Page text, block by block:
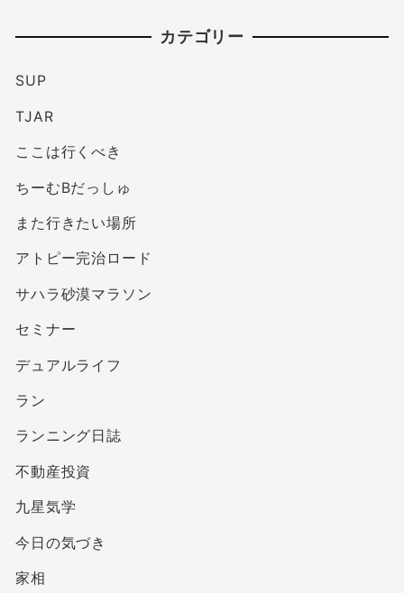
カテゴリー
SUP
TJAR
ここは行くべき
ちーむBだっしゅ
また行きたい場所
アトピー完治ロード
サハラ砂漠マラソン
セミナー
デュアルライフ
ラン
ランニング日誌
不動産投資
九星気学
今日の気づき
家相